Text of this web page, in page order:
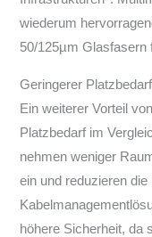
wiederum
50/125µm Glasfasern
Geringerer
Ein weiterer Vorteil
Platzbedarf im
nehmen weniger
ein und reduzieren
höhere Sicherheit, da